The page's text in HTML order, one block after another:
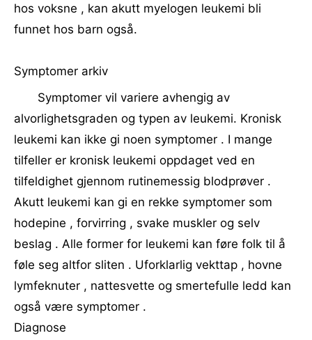
hos voksne , kan akutt myelogen leukemi bli
funnet hos barn også.
Symptomer arkiv
Symptomer vil variere avhengig av
alvorlighetsgraden og typen av leukemi. Kronisk
leukemi kan ikke gi noen symptomer . I mange
tilfeller er kronisk leukemi oppdaget ved en
tilfeldighet gjennom rutinemessig blodprøver .
Akutt leukemi kan gi en rekke symptomer som
hodepine , forvirring , svake muskler og selv
beslag . Alle former for leukemi kan føre folk til å
føle seg altfor sliten . Uforklarlig vekttap , hovne
lymfeknuter , nattesvette og smertefulle ledd kan
også være symptomer .
Diagnose